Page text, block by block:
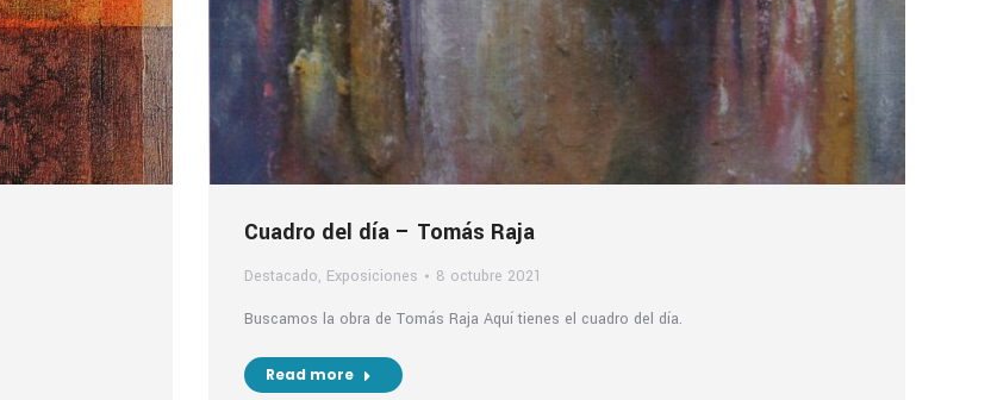
Cuadro del día – Tomás Raja
Destacado, Exposiciones
8 octubre 2021
Buscamos la obra de Tomás Raja Aquí tienes el cuadro del día.
Read more